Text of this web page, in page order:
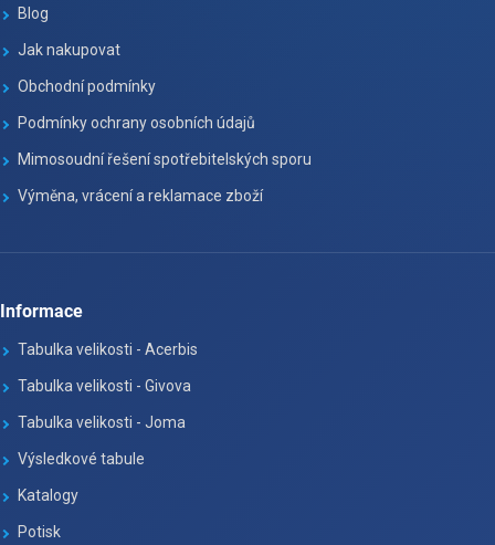
Blog
Jak nakupovat
Obchodní podmínky
Podmínky ochrany osobních údajů
Mimosoudní řešení spotřebitelských sporu
Výměna, vrácení a reklamace zboží
Informace
Tabulka velikosti - Acerbis
Tabulka velikosti - Givova
Tabulka velikosti - Joma
Výsledkové tabule
Katalogy
Potisk